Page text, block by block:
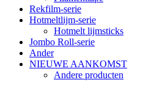
Rekfilm-serie
Hotmeltlijm-serie
Hotmelt lijmsticks
Jombo Roll-serie
Ander
NIEUWE AANKOMST
Andere producten